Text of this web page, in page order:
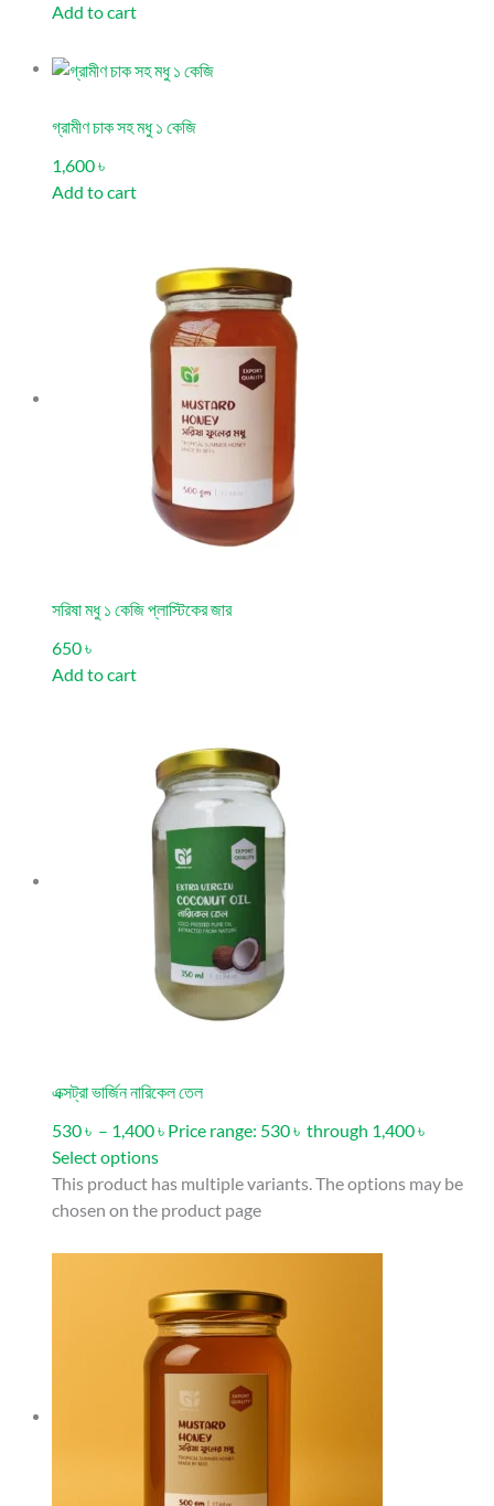
Add to cart
গ্রামীণ চাক সহ মধু ১ কেজি
1,600 ৳
Add to cart
সরিষা মধু ১ কেজি প্লাস্টিকের জার
650 ৳
Add to cart
এক্সট্রা ভার্জিন নারিকেল তেল
530 ৳ – 1,400 ৳ Price range: 530 ৳ through 1,400 ৳
Select options
This product has multiple variants. The options may be
chosen on the product page